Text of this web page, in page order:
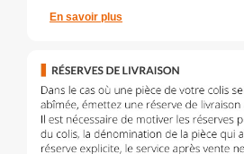
En savoir plus